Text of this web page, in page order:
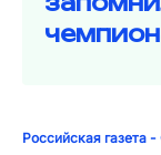
Российская газета